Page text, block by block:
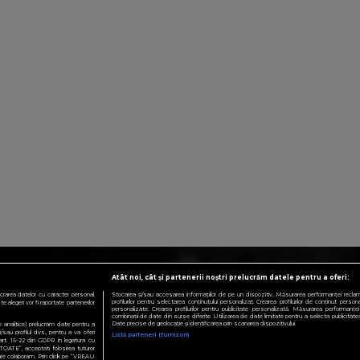
datelor cu caracter personal.
alegeri vor fi raportate partenerilor
prelucram date pentru a
profilul dvs., pentru a va oferi
15-22 din GDPR in legatura cu
TOATE”, acceptati folosirea tuturor
colaboram. Prin click pe “VREAU
Atât noi, cât și partenerii noștri prelucrăm datele pentru a oferi:
Stocarea și/sau accesarea informațiilor de pe un dispozitiv. Măsurarea performanței
profilurilor pentru selectarea conținutului personalizat. Crearea profilurilor de conținut
personalizate. Crearea profilurilor pentru publicitate personalizată. Măsurarea
combinații de date din surse diferite. Utilizarea de date limitate pentru a selecta
Date precise de geolocație și identificarea prin scanarea dispozitivului.
Listă parteneri (furnizori)